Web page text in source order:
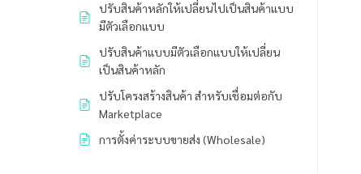
ปรับสินค้าหลักให้เปลี่ยนไปเป็นสินค้าแบบ
มีตัวเลือกแบบ
ปรับสินค้าแบบมีตัวเลือกแบบให้เปลี่ยน
เป็นสินค้าหลัก
ปรับโครงสร้างสินค้า สำหรับเชื่อมต่อกับ
Marketplace
การตั้งค่าระบบขายส่ง (Wholesale)